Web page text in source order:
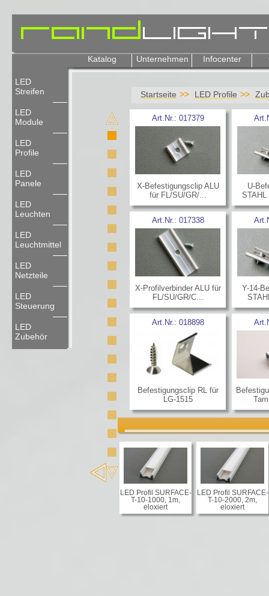
Katalog Unternehmen Infocenter
LED
Streifen
LED
Module
LED
Profile
LED
Panele
LED
Leuchten
LED
Leuchtmittel
LED
Netzteile
LED
Steuerung
LED
Zubehör
Startseite LED Profile
Art.Nr.: 017379
X-Befestigungsclip ALU
für FL/SU/GR/...
U-
Art.Nr.: 017338
X-Profilverbinder ALU für
FL/SU/GR/C...
Y-14-
Art.Nr.: 018898
Befestigungsclip RL für
LG-1515
LED Profil SURFACE-
T-10-1000, 1m,
eloxiert
LED Profil SURFACE-
T-10-2000, 2m,
eloxiert